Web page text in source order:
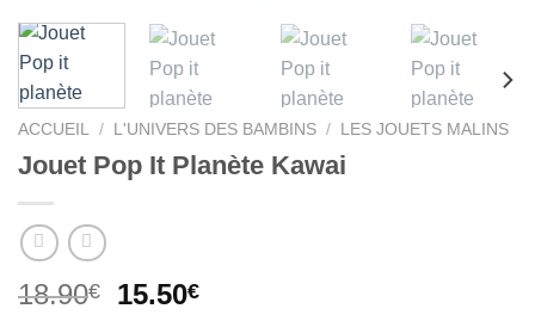
ACCUEIL / L'UNIVERS DES BAMBINS / LES JOUETS MALINS
Jouet Pop It Planète Kawai
18.90€
Le
15.50€Le